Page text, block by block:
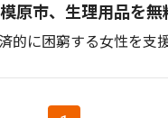
原市、生理用品を無
的に困窮する女性を支